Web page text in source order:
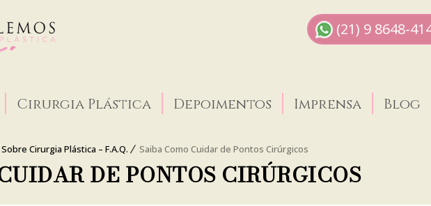
(21) 9 8648-
Cirurgia Plástica Depoimentos Imprensa Blog
Cirurgia Plástica – F.A.Q. Saiba Como Cuidar de Pontos Cirúrgicos
DE PONTOS CIRÚRGICOS